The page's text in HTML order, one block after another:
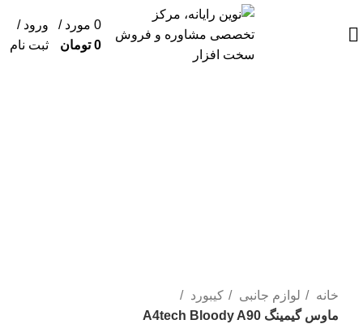
0 مورد /
0 تومان
ورود /
ثبت نام
خانه
لوازم جانبی
کیبورد
ماوس گیمینگ A4tech Bloody A90